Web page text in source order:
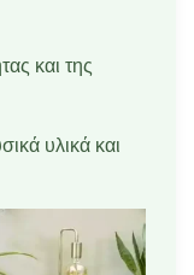
και της
υλικά και